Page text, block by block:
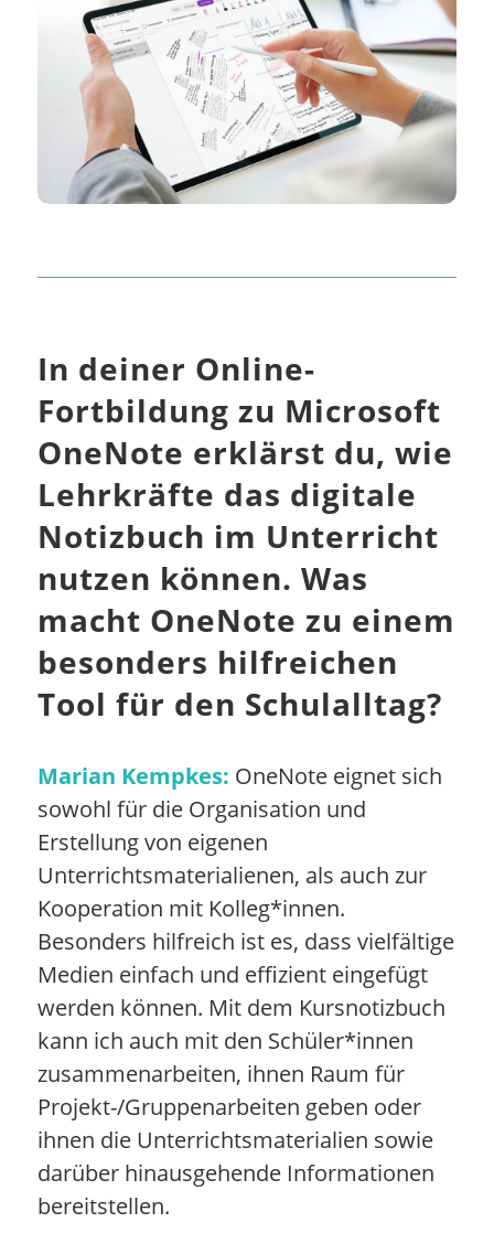
In deiner Online-
Fortbildung zu Microsoft
OneNote erklärst du, wie
Lehrkräfte das digitale
Notizbuch im Unterricht
nutzen können. Was
macht OneNote zu einem
besonders hilfreichen
Tool für den Schulalltag?
Marian Kempkes: OneNote eignet sich
sowohl für die Organisation und
Erstellung von eigenen
Unterrichtsmaterialienen, als auch zur
Kooperation mit Kolleg*innen.
Besonders hilfreich ist es, dass vielfältige
Medien einfach und effizient eingefügt
werden können. Mit dem Kursnotizbuch
kann ich auch mit den Schüler*innen
zusammenarbeiten, ihnen Raum für
Projekt-/Gruppenarbeiten geben oder
ihnen die Unterrichtsmaterialien sowie
darüber hinausgehende Informationen
bereitstellen.